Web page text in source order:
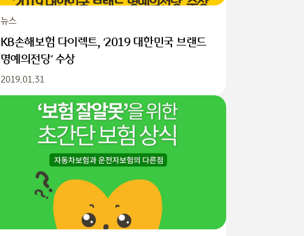
뉴스
KB손해보험 다이렉트, ‘2019 대한민국 브랜드
명예의전당’ 수상
2019.01.31